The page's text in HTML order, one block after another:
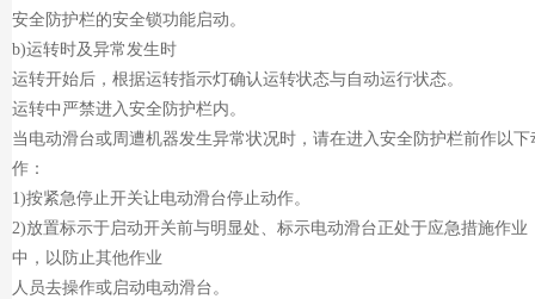
安全防护栏的安全锁功能启动。
b)运转时及异常发生时
运转开始后，根据运转指示灯确认运转状态与自动运行状态。
运转中严禁进入安全防护栏内。
当电动滑台或周遭机器发生异常状况时，请在进入安全防护栏前作以下
作：
1)按紧急停止开关让电动滑台停止动作。
2)放置标示于启动开关前与明显处、标示电动滑台正处于应急措施作业
中，以防止其他作业
人员去操作或启动电动滑台。